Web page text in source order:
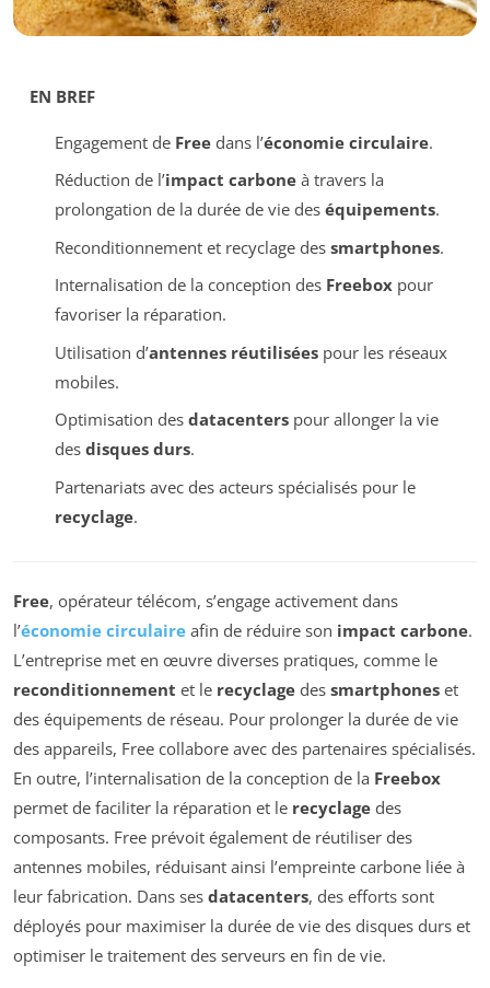
EN BREF
Engagement de Freedans l’économie circulaire.
Réduction de l’impact carboneà travers la
prolongation de la durée de vie des équipements.
Reconditionnement et recyclage des smartphones.
Internalisation de la conception des Freeboxpour
favoriser la réparation.
Utilisation d’antennes réutiliséespour les réseaux
mobiles.
Optimisation des datacenterspour allonger la vie
des disques durs.
Partenariats avec des acteurs spécialisés pour le
recyclage.
Free, opérateur télécom, s’engage activement dans
l’économie circulaire afin de réduire son impact carbone.
L’entreprise met en œuvre diverses pratiques, comme le
reconditionnement et le recyclage des smartphones et
des équipements de réseau. Pour prolonger la durée de vie
des appareils, Free collabore avec des partenaires spécialisés.
En outre, l’internalisation de la conception de la Freebox
permet de faciliter la réparation et le recyclage des
composants. Free prévoit également de réutiliser des
antennes mobiles, réduisant ainsi l’empreinte carbone liée à
leur fabrication. Dans ses datacenters, des efforts sont
déployés pour maximiser la durée de vie des disques durs et
optimiser le traitement des serveurs en fin de vie.